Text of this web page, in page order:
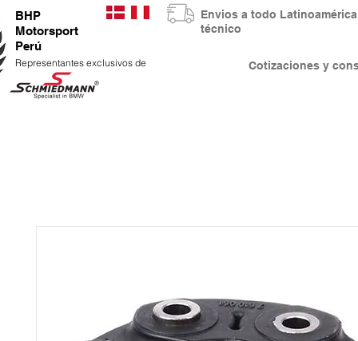
BHP
Motorsport
Perú
Representantes exclusivos de Cotizaciones y
Envios a todo
técnico